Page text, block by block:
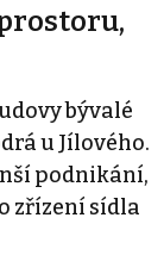
bývalé
u Jílového.
podnikání,
zřízení sídla